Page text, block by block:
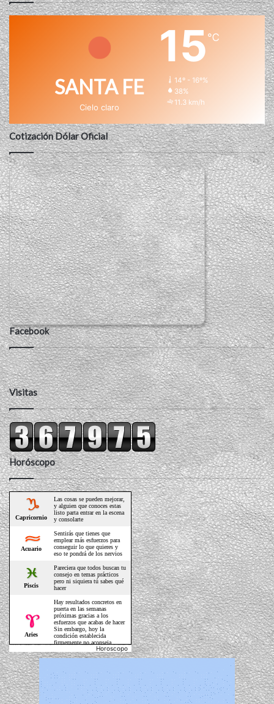
SANTA FE
Cielo claro
15℃
14º - 16º%
38%
11.3 km/h
Cotización Dólar Oficial
Facebook
Visitas
Horóscopo
Horoscopo